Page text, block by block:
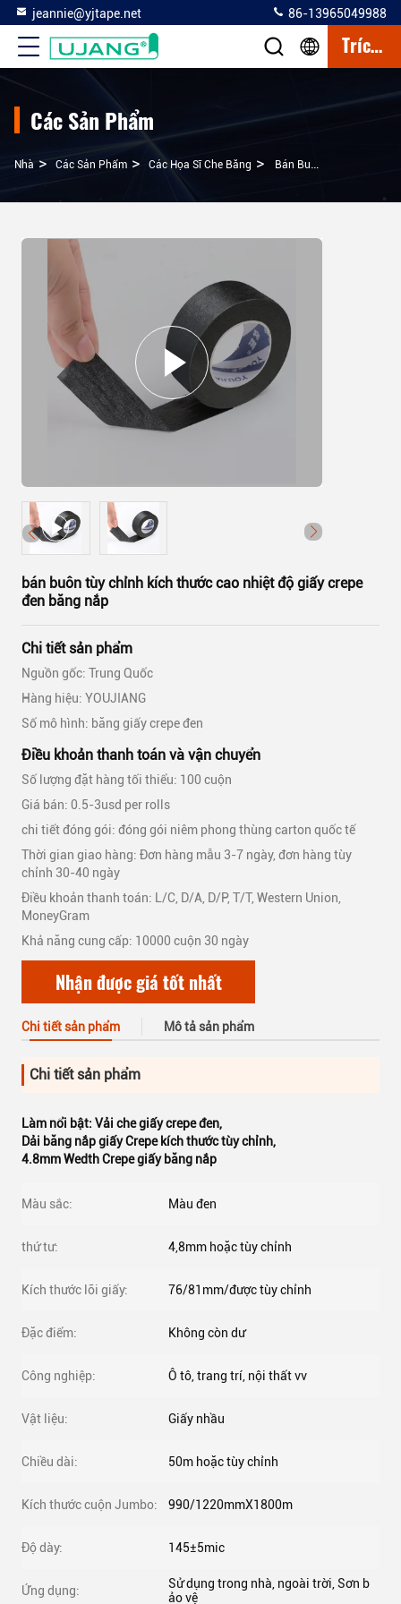
jeannie@yjtape.net 86-13965049988
Trích Dẫn
Các Sản Phẩm
Nhà > Các Sản Phẩm > Các Họa Sĩ Che Băng > Bán Buôn Tùy Chỉnh Kích Thước Cao Nhiệt Độ Giấy Crepe Đen Băng Nắp
bán buôn tùy chỉnh kích thước cao nhiệt độ giấy crepe
đen băng nắp
Chi tiết sản phẩm
Nguồn gốc: Trung Quốc
Hàng hiệu: YOUJIANG
Số mô hình: băng giấy crepe đen
Điều khoản thanh toán và vận chuyển
Số lượng đặt hàng tối thiểu: 100 cuộn
Giá bán: 0.5-3usd per rolls
chi tiết đóng gói: đóng gói niêm phong thùng carton quốc tế
Thời gian giao hàng: Đơn hàng mẫu 3-7 ngày, đơn hàng tùy
chỉnh 30-40 ngày
Điều khoản thanh toán: L/C, D/A, D/P, T/T, Western Union,
MoneyGram
Khả năng cung cấp: 10000 cuộn 30 ngày
Nhận được giá tốt nhất
Chi tiết sản phẩm Mô tả sản phẩm
Chi tiết sản phẩm
Làm nổi bật: Vải che giấy crepe đen,
Dải băng nắp giấy Crepe kích thước tùy chỉnh,
4.8mm Wedth Crepe giấy băng nắp
Màu sắc: Màu đen
thứ tư: 4,8mm hoặc tùy chỉnh
Kích thước lõi giấy: 76/81mm/được tùy chỉnh
Đặc điểm: Không còn dư
Công nghiệp: Ô tô, trang trí, nội thất vv
Vật liệu: Giấy nhầu
Chiều dài: 50m hoặc tùy chỉnh
Kích thước cuộn Jumbo: 990/1220mmX1800m
Độ dày: 145±5mic
Ứng dụng:
Sử dụng trong nhà, ngoài trời, Sơn b
ảo vệ